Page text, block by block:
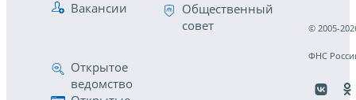
Вакансии
Общественный
совет
Открытое
ведомство
© 2005-
ФНС